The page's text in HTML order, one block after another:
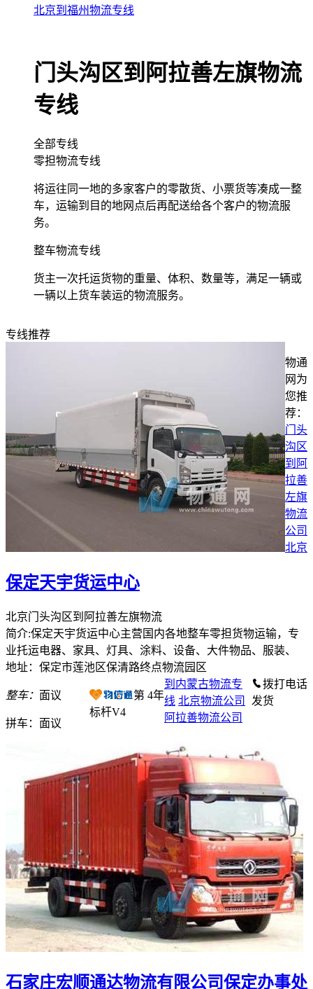
北京到福州物流专线
门头沟区到阿拉善左旗物流
专线
全部专线
零担物流专线
将运往同一地的多家客户的零散货、小票货等凑成一整
车，运输到目的地网点后再配送给各个客户的物流服
务。
整车物流专线
货主一次托运货物的重量、体积、数量等，满足一辆或
一辆以上货车装运的物流服务。
专线推荐
保定天宇货运中心
北京门头沟区到阿拉善左旗物流
简介:保定天宇货运中心主营国内各地整车零担货物运输，专
业托运电器、家具、灯具、涂料、设备、大件物品、服装、
地址：保定市莲池区保清路终点物流园区
整车： 面议
拼车： 面议
第 4年
标杆V4
拨打电话
发货
石家庄宏顺通达物流有限公司保定办事处
物通
网为
您推
荐：
门头
沟区
到阿
拉善
左旗
物流
公司
北京
到内蒙古物流专
线 北京物流公司
阿拉善物流公司